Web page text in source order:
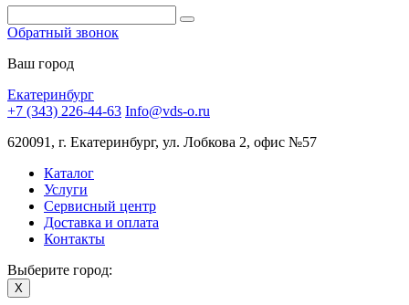
Обратный звонок
Ваш город
Екатеринбург
+7 (343) 226-44-63 Info@vds-o.ru
620091, г. Екатеринбург, ул. Лобкова 2, офис №57
Каталог
Услуги
Сервисный центр
Доставка и оплата
Контакты
Выберите город:
X